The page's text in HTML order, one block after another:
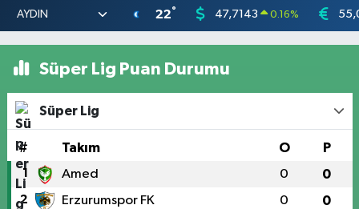
22° 47,7143 0.16%
Süper Lig Puan Durumu
Süper Lig
# Takım O P
1 Amed 0 0
2 Erzurumspor FK 0 0